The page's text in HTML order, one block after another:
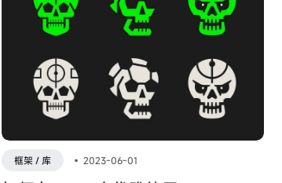
框架 / 库 • 2023-06-01